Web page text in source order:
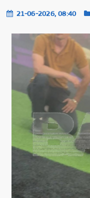
21-06-2026, 08:40